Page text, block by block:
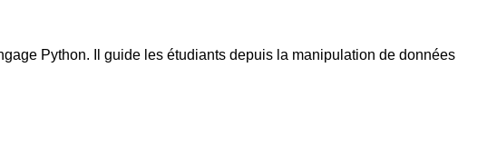
Python. Il guide les étudiants depuis la manipulation de données